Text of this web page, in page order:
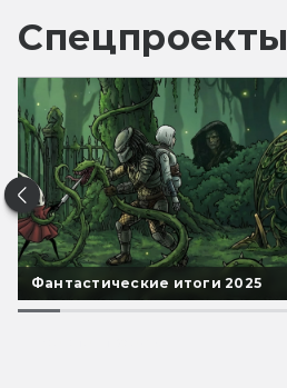
Спецпроекты
Фантастические итоги 2025